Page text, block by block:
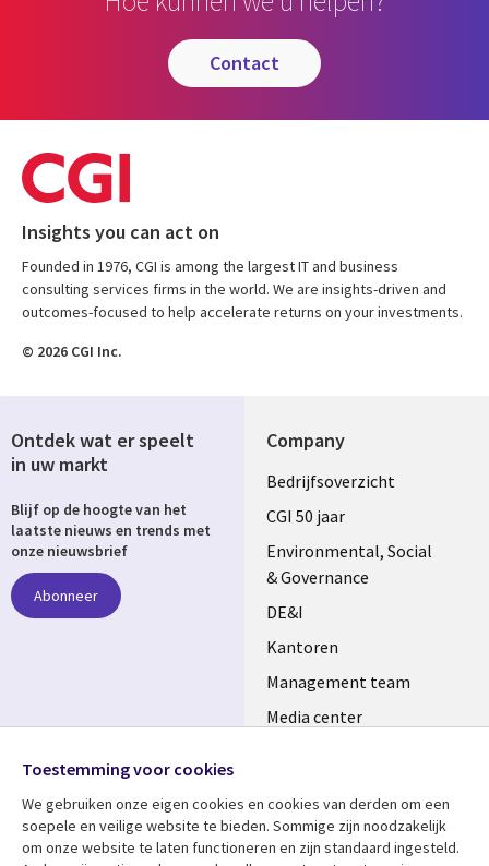
contact
Insights you can act on
Founded in 1976, CGI is among the largest IT and business
consulting services firms in the world. We are insights-driven and
outcomes-focused to help accelerate returns on your investments.
© 2026 CGI Inc.
Company
Useful
links
NETHERLANDS
Bedrijfsoverzicht
CGI 50 jaar
Environmental, Social
& Governance
DE&I
Kantoren
Management team
Media center
Ontdek wat er speelt
in uw markt
Blijf op de hoogte van het
laatste nieuws en trends met
onze nieuwsbrief
Abonneer
Media
NETHERLANDS
Toestemming voor cookies
We gebruiken onze eigen cookies en cookies van derden om een ​​
soepele en veilige website te bieden. Sommige zijn noodzakelijk
om onze website te laten functioneren en zijn standaard ingesteld.